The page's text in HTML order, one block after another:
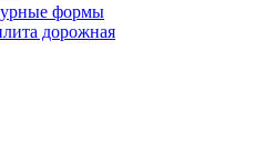
формы
дорожная